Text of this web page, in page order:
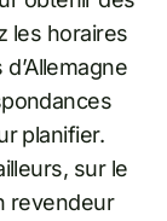
les horaires
planifier.
sur le
revendeur